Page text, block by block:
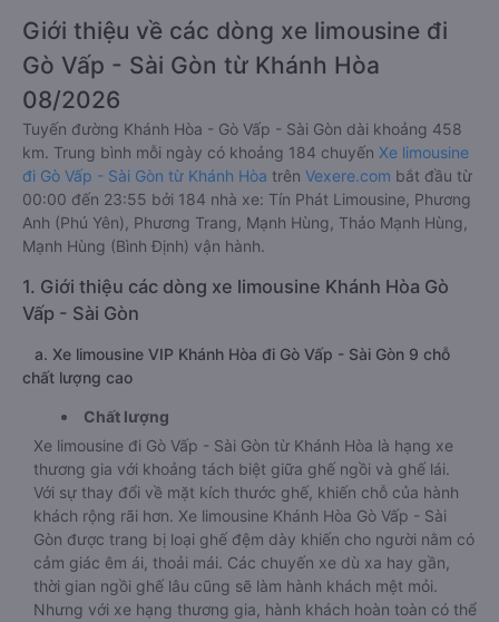
Giới thiệu về các dòng xe limousine đi
Gò Vấp - Sài Gòn từ Khánh Hòa
08/2026
Tuyến đường Khánh Hòa - Gò Vấp - Sài Gòn dài khoảng 458
km. Trung bình mỗi ngày có khoảng 184 chuyến Xe limousine
đi Gò Vấp - Sài Gòn từ Khánh Hòa trên Vexere.com bắt đầu từ
00:00 đến 23:55 bởi 184 nhà xe: Tín Phát Limousine, Phương
Anh (Phú Yên), Phương Trang, Mạnh Hùng, Thảo Mạnh Hùng,
Mạnh Hùng (Bình Định) vận hành.
1. Giới thiệu các dòng xe limousine Khánh Hòa Gò
Vấp - Sài Gòn
a. Xe limousine VIP Khánh Hòa đi Gò Vấp - Sài Gòn 9 chỗ
chất lượng cao
Chất lượng
Xe limousine đi Gò Vấp - Sài Gòn từ Khánh Hòa là hạng xe
thương gia với khoảng tách biệt giữa ghế ngồi và ghế lái.
Với sự thay đổi về mặt kích thước ghế, khiến chỗ của hành
khách rộng rãi hơn. Xe limousine Khánh Hòa Gò Vấp - Sài
Gòn được trang bị loại ghế đệm dày khiến cho người nằm có
cảm giác êm ái, thoải mái. Các chuyến xe dù xa hay gần,
thời gian ngồi ghế lâu cũng sẽ làm hành khách mệt mỏi.
Nhưng với xe hạng thương gia, hành khách hoàn toàn có thể